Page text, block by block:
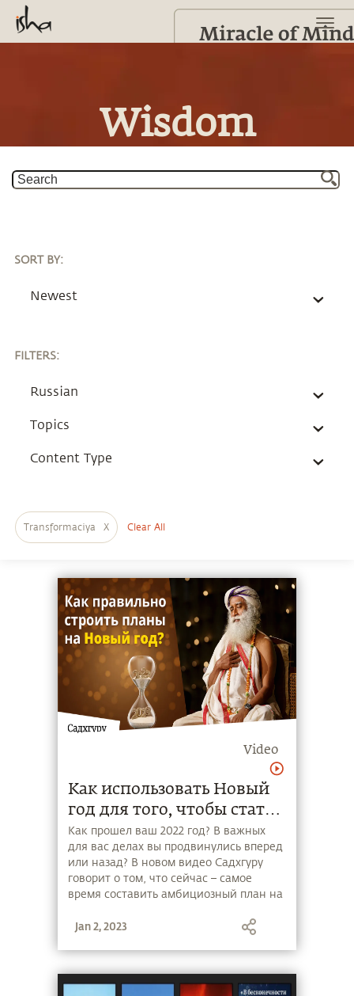
Wisdom
FILTERS:
Russian
Topics
Content Type
SORT BY:
Newest
Transformaciya X Clear All
Video
Как использовать Новый
год для того, чтобы стать
лучше?
Как прошел ваш 2022 год? В важных
для вас делах вы продвинулись вперед
или назад? В новом видео Садхгуру
говорит о том, что сейчас – самое
время составить амбициозный план на
направления дальнейшего развития,
Jan 2, 2023